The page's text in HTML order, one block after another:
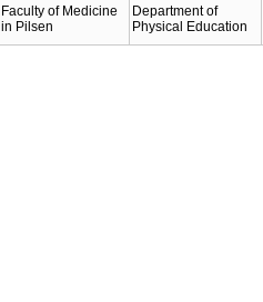
Faculty of Medicine
in Pilsen
Department of
Physical Education